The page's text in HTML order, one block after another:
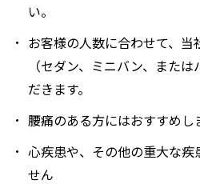
い。
お客様の人数に合わせて、
（セダン、ミニバン、また
だきます。
腰痛のある方にはおすすめし
心疾患や、その他の重大な
せん